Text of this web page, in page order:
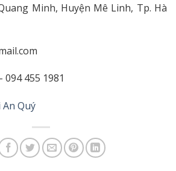
Minh, Huyện Mê Linh, Tp. Hà
094 455 1981
An Quý